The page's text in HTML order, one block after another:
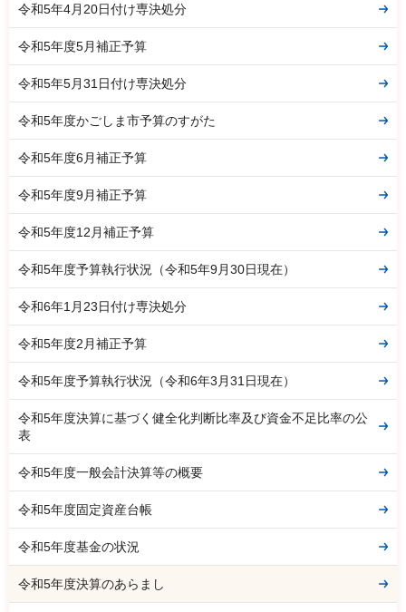
令和5年4月20日付け専決処分
令和5年度5月補正予算
令和5年5月31日付け専決処分
令和5年度かごしま市予算のすがた
令和5年度6月補正予算
令和5年度9月補正予算
令和5年度12月補正予算
令和5年度予算執行状況（令和5年9月30日現在）
令和6年1月23日付け専決処分
令和5年度2月補正予算
令和5年度予算執行状況（令和6年3月31日現在）
令和5年度決算に基づく健全化判断比率及び資金不足比率の公
表
令和5年度一般会計決算等の概要
令和5年度固定資産台帳
令和5年度基金の状況
令和5年度決算のあらまし